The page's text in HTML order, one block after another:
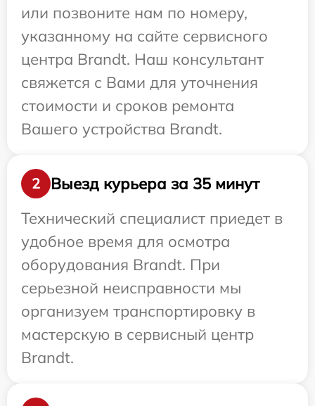
или позвоните нам по номеру,
указанному на сайте сервисного
центра Brandt. Наш консультант
свяжется с Вами для уточнения
стоимости и сроков ремонта
Вашего устройства Brandt.
2
Выезд курьера за 35 минут
Технический специалист приедет в
удобное время для осмотра
оборудования Brandt. При
серьезной неисправности мы
организуем транспортировку в
мастерскую в сервисный центр
Brandt.